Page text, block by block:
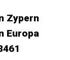
Zypern
Europa